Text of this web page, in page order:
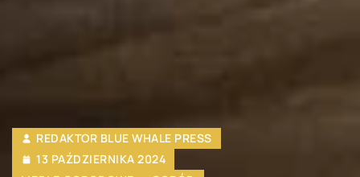
REDAKTOR BLUE WHALE PRESS
13 PAŹDZIERNIKA 2024